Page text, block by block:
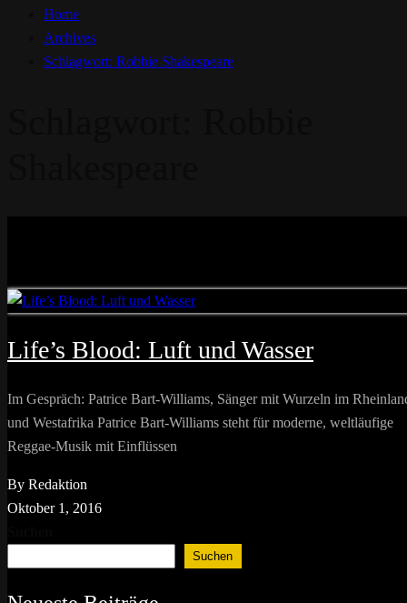
Home
Archives
Schlagwort: Robbie Shakespeare
Life’s Blood: Luft und Wasser
Im Gespräch: Patrice Bart-Williams, Sänger mit Wurzeln im
und Westafrika Patrice Bart-Williams steht für moderne, weltläufige
Reggae-Musik mit Einflüssen
By Redaktion
Oktober 1, 2016
Suchen